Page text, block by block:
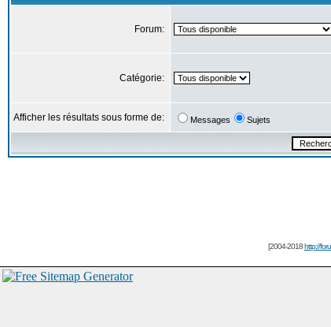
Forum:
Catégorie:
Afficher les résultats sous forme de: Messages Sujets
[2004-2018http://